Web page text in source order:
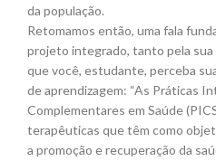
da população.
Retomamos então, uma fala
projeto integrado, tanto pela sua
que você, estudante, perceba
de aprendizagem: “As Práticas
Complementares em Saúde
terapêuticas que têm como
a promoção e recuperação da